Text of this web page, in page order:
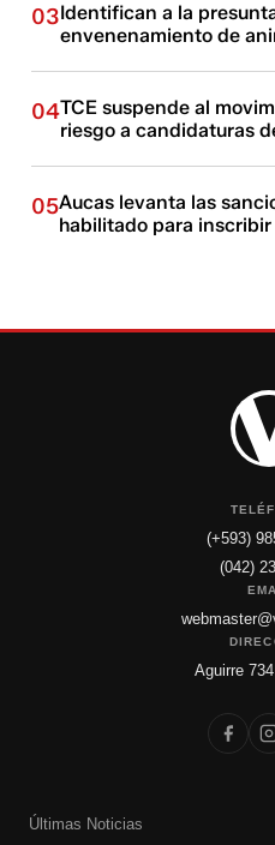
03Identifican a la
envenenamiento de
04TCE suspende al
riesgo a candidaturas
05Aucas levanta las
habilitado para
(+593)
(042)
Aguirre
Últimas Noticias